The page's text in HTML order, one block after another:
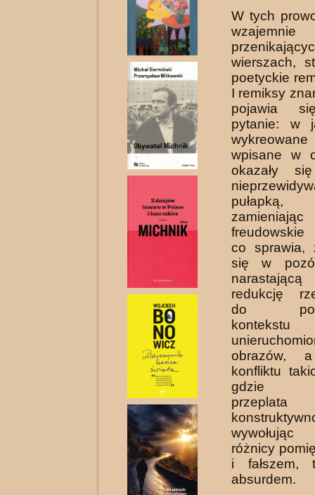
W tych
wzajemnie
wierszach,
poetyckie
I remiksy
pojawia
pytanie: w
wpisane w
okazały
pułapką,
co sprawia,
się w
narastającą
redukcję
do
kontekstu
obrazów, a
konfliktu
gdzie
wywołując
różnicy
i fałszem,
absurdem.